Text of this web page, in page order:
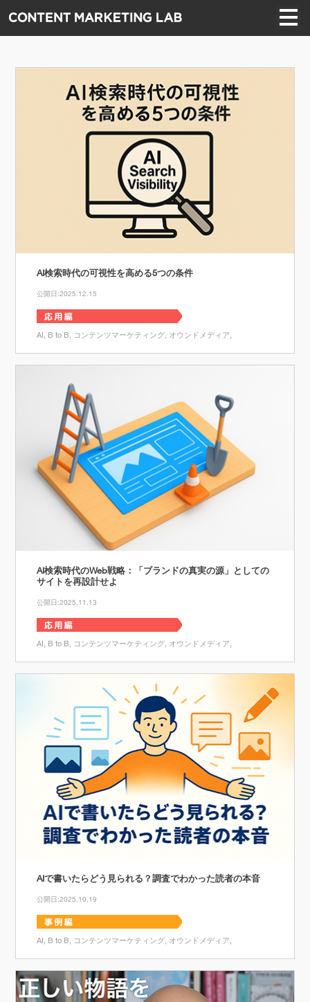
AI検索時代の可視性を高める5つの条件
公開日:2025.12.15
AI B to B コンテンツマーケティング オウンドメディア
AI検索時代のWeb戦略：「ブランドの真実の源」としての
サイトを再設計せよ
公開日:2025.11.13
AI B to B コンテンツマーケティング オウンドメディア
AIで書いたらどう見られる？調査でわかった読者の本音
公開日:2025.10.19
AI B to B コンテンツマーケティング オウンドメディア